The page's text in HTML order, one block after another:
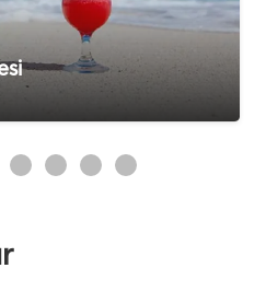
Vizesi